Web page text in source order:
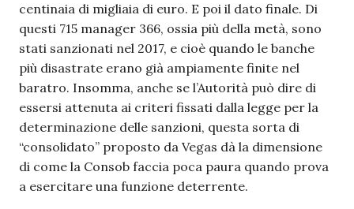
centinaia di migliaia di euro. E poi il dato finale. Di
questi 715 manager 366, ossia più della metà, sono
stati sanzionati nel 2017, e cioè quando le banche
più disastrate erano già ampiamente finite nel
baratro. Insomma, anche se l’Autorità può dire di
essersi attenuta ai criteri fissati dalla legge per la
determinazione delle sanzioni, questa sorta di
“consolidato” proposto da Vegas dà la dimensione
di come la Consob faccia poca paura quando prova
a esercitare una funzione deterrente.